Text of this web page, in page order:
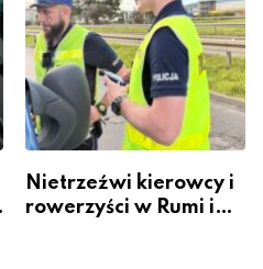
Nietrzeźwi kierowcy i
rowerzyści w Rumi i